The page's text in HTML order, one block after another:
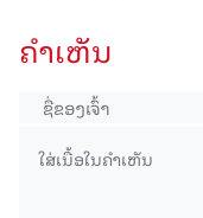
ຄໍາເຫັນ